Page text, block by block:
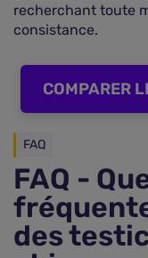
recherchant toute
consistance.
COMPARER
FAQ
FAQ -
des